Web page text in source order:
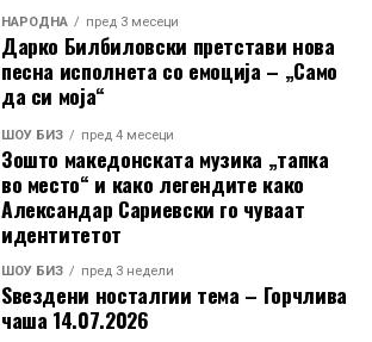
НАРОДНА пред 3 месеци
Дарко Билбиловски претстави нова
песна исполнета со емоција – „Само
да си моја“
ШОУ БИЗ пред 4 месеци
Зошто македонската музика „тапка
во место“ и како легендите како
Александар Сариевски го чуваат
идентитетот
ШОУ БИЗ пред 3 недели
Ѕвездени носталгии тема – Горчлива
чаша 14.07.2026